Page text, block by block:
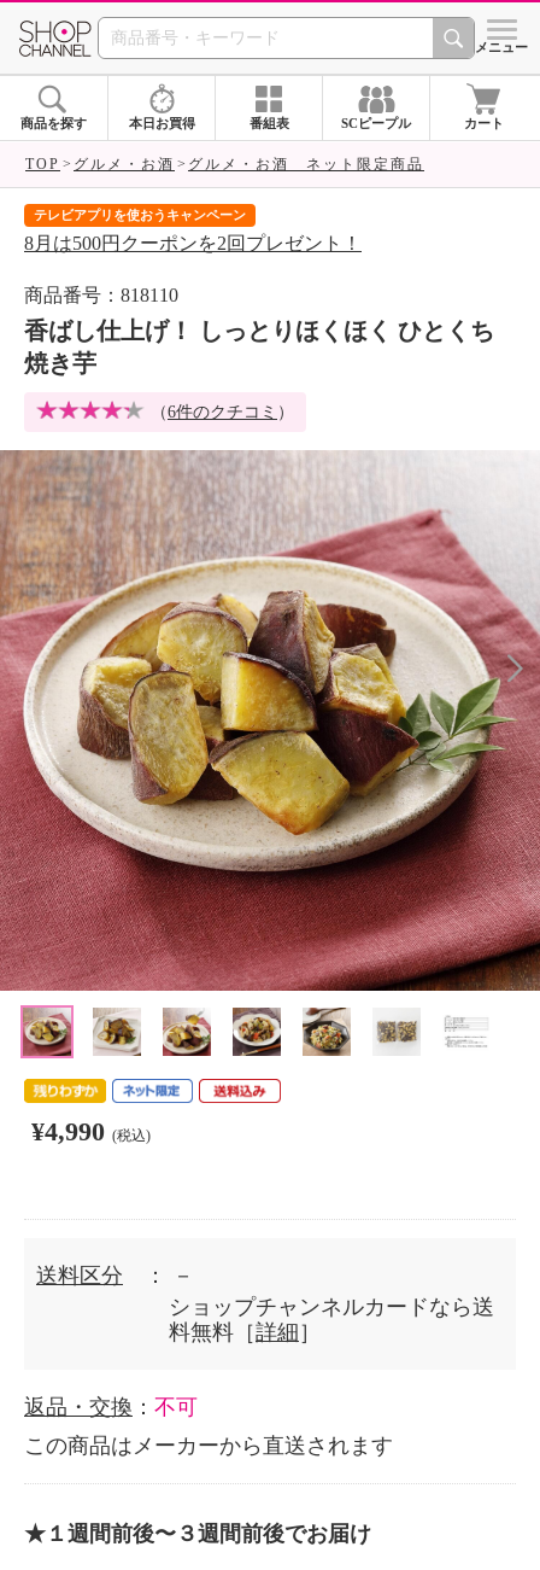
SHOP CHANNEL シメニュー
商品を探す 本日お買得 番組表 SCピープル カート
TOP グルメ・お酒 グルメ・お酒 ネット限定商品
テレビアプリを使おうキャンペーン
8月は500円クーポンを2回プレゼント！
商品番号：818110
香ばし仕上げ！ しっとりほくほく ひとくち
焼き芋
（6件のクチコミ ）
¥4,990 (税込)
送料区分 ： －
ショップチャンネルカードなら送
料無料［詳細 ］
返品・交換 ： 不可
この商品はメーカーから直送されます
★１週間前後〜３週間前後でお届け